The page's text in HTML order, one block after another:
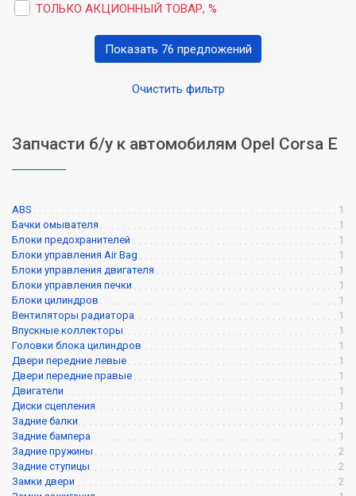
ТОЛЬКО АКЦИОННЫЙ ТОВАР, %
Очистить фильтр
Показать 76 предложений
Запчасти б/у к автомобилям Opel Corsa E
ABS
1
Бачки омывателя
1
Блоки предохранителей
1
Блоки управления Air Bag
1
Блоки управления двигателя
1
Блоки управления печки
1
Блоки цилиндров
1
Вентиляторы радиатора
1
Впускные коллекторы
1
Головки блока цилиндров
1
Двери передние левые
1
Двери передние правые
1
Двигатели
1
Диски сцепления
1
Задние балки
1
Задние бампера
1
Задние пружины
2
Задние ступицы
2
Замки двери
2